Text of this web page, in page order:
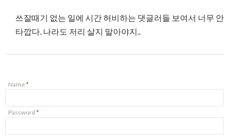
쓰잘때기 없는 일에 시간 허비하는 댓글러들 보여서 너무 안
타깝다. 나라도 저리 살지 말아야지..
Name*
Password *